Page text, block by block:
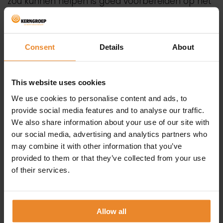
Consent Details About
This website uses cookies
We use cookies to personalise content and ads, to
provide social media features and to analyse our traffic.
We also share information about your use of our site with
our social media, advertising and analytics partners who
may combine it with other information that you’ve
provided to them or that they’ve collected from your use
of their services.
Allow all
overleg, alvast om input vragen, weten waar je
voorbereiden van wat je wilt gaan zeggen en
vragen. Tot zover passend bij je eigen stijl.
Daarnaast kan je in het overleg gemakkelijker
elementen uit die andere stijl laten zien door
bewust wat rechterop en naar voren te gaan
zitten. Een keer als eerste het woord te nemen,
tussendoor vragen te stellen, etc. Dit zal nu
gemakkelijker gaan omdat je jezelf wat
zelfverzekerder kunt voelen door je goede
Vraag je niet af ‘welke kleur ben